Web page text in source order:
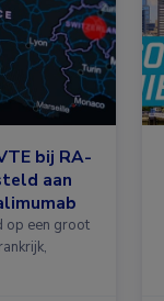
bij RA-
aan
op een groot